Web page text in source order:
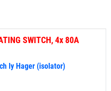
SWITCH, 4x 80A
ly Hager (isolator)